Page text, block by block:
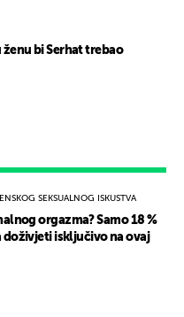
SEKSUALNOG ISKUSTVA
orgazma? Samo 18 %
doživjeti isključivo na ovaj
ženu bi Serhat trebao